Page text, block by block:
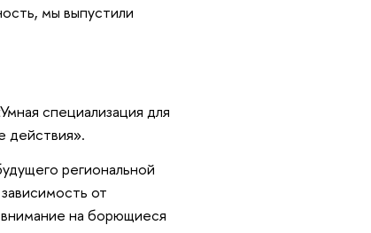
мы выпустили
специализация для
действия».
региональной
от
на борющиеся